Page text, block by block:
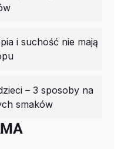
i suchość nie mają
– 3 sposoby na
smaków